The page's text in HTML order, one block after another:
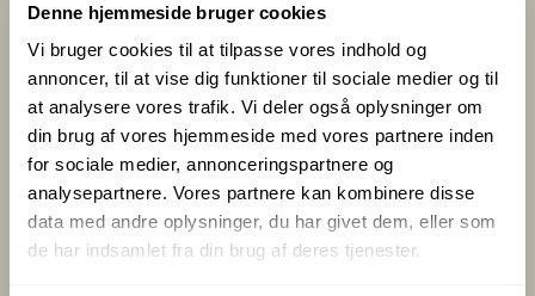
Denne hjemmeside bruger cookies
Vi bruger cookies til at tilpasse vores indhold og
annoncer, til at vise dig funktioner til sociale medier og til
at analysere vores trafik. Vi deler også oplysninger om
din brug af vores hjemmeside med vores partnere inden
for sociale medier, annonceringspartnere og
analysepartnere. Vores partnere kan kombinere disse
data med andre oplysninger, du har givet dem, eller som
de har indsamlet fra din brug af deres tjenester.
man træder ind i lokalet
Fra den private terrasse foran lokalet, kan man
nyde naturen og den pragtfulde udsigt over
Lillebælt. En rigtig behagelig mulighed for at
drage naturen med indenfor – eller arbejdet med
ud.